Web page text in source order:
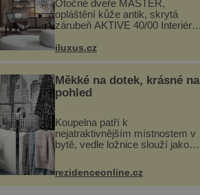
Otočné dveře MASTER,
opláštění kůže antik, skrytá
zárubeň AKTIVE 40/00 Interiéry
vyžadují atypické rozměry nejen
nábytku, ale i otvorových prvků.
iluxus.cz
Měkké na dotek, krásné na
pohled
Koupelna patří k
nejatraktivnějším místnostem v
bytě, vedle ložnice slouží jako
Koupelnový textil – ručníky,
osušky a koberečky – mohou
jako mávnutím kouzelného
rezidenceonline.cz